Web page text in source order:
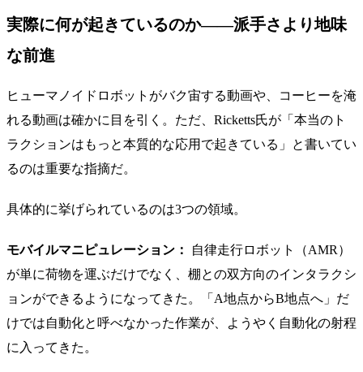
実際に何が起きているのか——派手さより地味
な前進
ヒューマノイドロボットがバク宙する動画や、コーヒーを淹
れる動画は確かに目を引く。ただ、Ricketts氏が「本当のト
ラクションはもっと本質的な応用で起きている」と書いてい
るのは重要な指摘だ。
具体的に挙げられているのは3つの領域。
モバイルマニピュレーション：
自律走行ロボット（AMR）
が単に荷物を運ぶだけでなく、棚との双方向のインタラクシ
ョンができるようになってきた。「A地点からB地点へ」だ
けでは自動化と呼べなかった作業が、ようやく自動化の射程
に入ってきた。